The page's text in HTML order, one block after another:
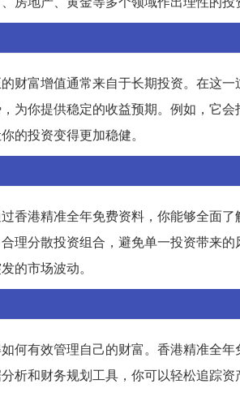
财富增值通常来自于长期投资。在这
为你提供稳定的收益预期。例如，它
的投资变得更加稳健。
香港精准全年免费资料，你能够全面
理分散投资组合，避免单一投资带来
的市场波动。
何有效管理自己的财富。香港精准全
析和财务规划工具，你可以轻松追踪